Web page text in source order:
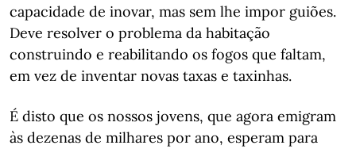
capacidade de inovar, mas sem lhe impor guiões.
Deve resolver o problema da habitação
construindo e reabilitando os fogos que faltam,
em vez de inventar novas taxas e taxinhas.
É disto que os nossos jovens, que agora emigram
às dezenas de milhares por ano, esperam para